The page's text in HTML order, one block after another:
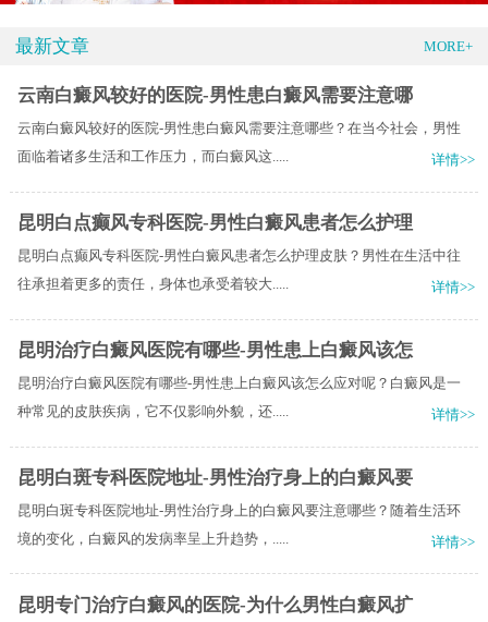
最新文章 MORE+
云南白癜风较好的医院-男性患白癜风需要注意哪
云南白癜风较好的医院-男性患白癜风需要注意哪些？在当今社会，男性
面临着诸多生活和工作压力，而白癜风这.....
详情>>
昆明白点癫风专科医院-男性白癜风患者怎么护理
昆明白点癫风专科医院-男性白癜风患者怎么护理皮肤？男性在生活中往
往承担着更多的责任，身体也承受着较大.....
详情>>
昆明治疗白癜风医院有哪些-男性患上白癜风该怎
昆明治疗白癜风医院有哪些-男性患上白癜风该怎么应对呢？白癜风是一
种常见的皮肤疾病，它不仅影响外貌，还.....
详情>>
昆明白斑专科医院地址-男性治疗身上的白癜风要
昆明白斑专科医院地址-男性治疗身上的白癜风要注意哪些？随着生活环
境的变化，白癜风的发病率呈上升趋势，.....
详情>>
昆明专门治疗白癜风的医院-为什么男性白癜风扩